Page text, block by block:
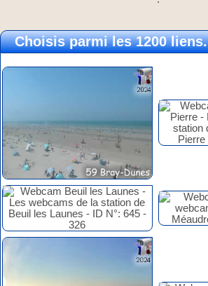
Choisis parmi les 1200 liens.